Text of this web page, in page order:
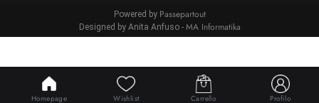
Homepage Wishlist Carrello Profilo
Powered by Passepartout
Designed by Anita Anfuso - MA Informatika